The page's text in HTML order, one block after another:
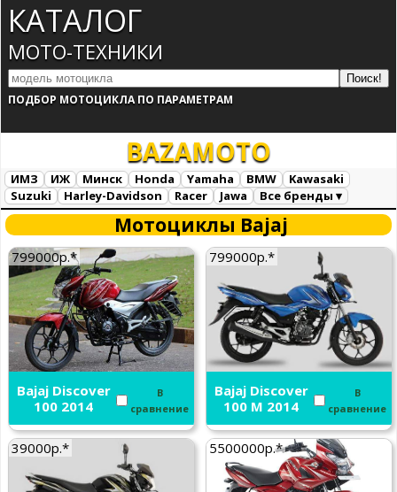
КАТАЛОГ
МОТО-ТЕХНИКИ
ПОДБОР МОТОЦИКЛА ПО ПАРАМЕТРАМ
BAZAMOTO
ИМЗ ИЖ Минск Honda Yamaha BMW
Kawasaki
Suzuki
Harley-Davidson Racer Jawa
Все бренды ▾
Все марки
Загрузка...Мотоциклы Bajaj
799000р.*
Bajaj Discover
100 2014
В
сравнение
799000р.*
Bajaj Discover
100 M 2014
В
сравнение
39000р.* 5500000р.*